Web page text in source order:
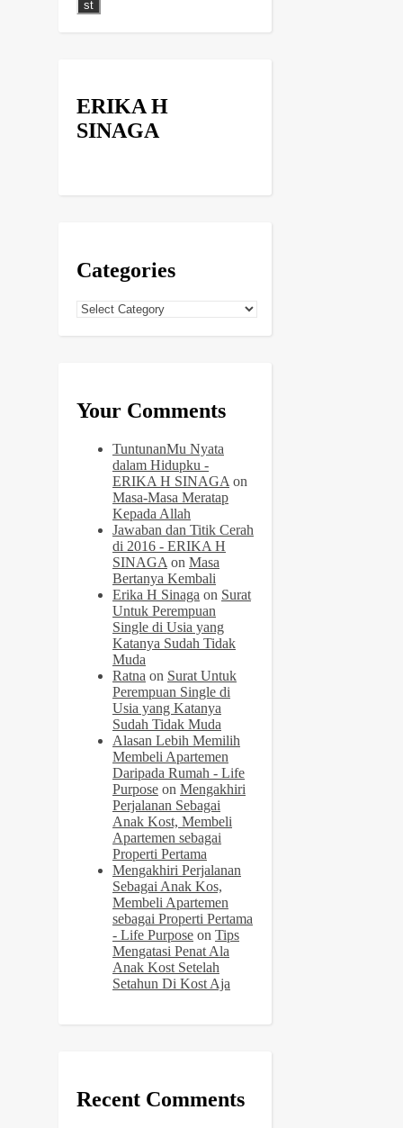
ERIKA H
SINAGA
Categories
Categories
Your Comments
TuntunanMu Nyata
dalam Hidupku -
ERIKA H SINAGA on
Masa-Masa Meratap
Kepada Allah
Jawaban dan Titik Cerah
di 2016 - ERIKA H
SINAGA on Masa
Bertanya Kembali
Erika H Sinaga on Surat
Untuk Perempuan
Single di Usia yang
Katanya Sudah Tidak
Muda
Ratna on Surat Untuk
Perempuan Single di
Usia yang Katanya
Sudah Tidak Muda
Alasan Lebih Memilih
Membeli Apartemen
Daripada Rumah - Life
Purpose on Mengakhiri
Perjalanan Sebagai
Anak Kost, Membeli
Apartemen sebagai
Properti Pertama
Mengakhiri Perjalanan
Sebagai Anak Kos,
Membeli Apartemen
sebagai Properti Pertama
- Life Purpose on Tips
Mengatasi Penat Ala
Anak Kost Setelah
Setahun Di Kost Aja
Recent Comments